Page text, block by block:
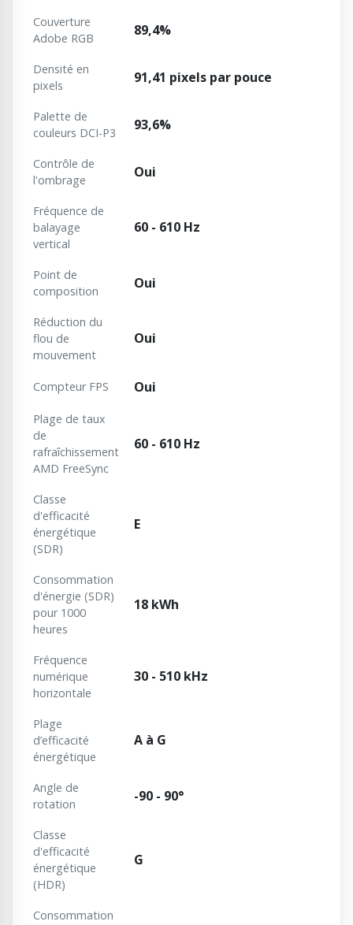
Couverture
Adobe RGB
89,4%
Densité en
pixels
91,41 pixels par pouce
Palette de
couleurs DCI-P3
93,6%
Contrôle de
l'ombrage
Oui
Fréquence de
balayage
vertical
60 - 610 Hz
Point de
composition
Oui
Réduction du
flou de
mouvement
Oui
Compteur FPS Oui
Plage de taux
de
rafraîchissement
AMD FreeSync
60 - 610 Hz
Classe
d'efficacité
énergétique
(SDR)
E
Consommation
d'énergie (SDR)
pour 1000
heures
18 kWh
Fréquence
numérique
horizontale
30 - 510 kHz
Plage
d’efficacité
énergétique
A à G
Angle de
rotation
-90 - 90°
Classe
d'efficacité
énergétique
(HDR)
G
Consommation